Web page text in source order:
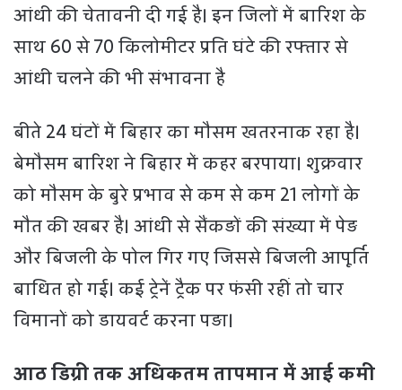
आंधी की चेतावनी दी गई है। इन जिलों में बारिश के
साथ 60 से 70 किलोमीटर प्रति घंटे की रफ्तार से
आंधी चलने की भी संभावना है
बीते 24 घंटों में बिहार का मौसम खतरनाक रहा है।
बेमौसम बारिश ने बिहार में कहर बरपाया। शुक्रवार
को मौसम के बुरे प्रभाव से कम से कम 21 लोगों के
मौत की खबर है। आंधी से सैंकड़ों की संख्या में पेड़
और बिजली के पोल गिर गए जिससे बिजली आपूर्ति
बाधित हो गई। कई ट्रेनें ट्रैक पर फंसी रहीं तो चार
विमानों को डायवर्ट करना पड़ा।
आठ डिग्री तक अधिकतम तापमान में आई कमी